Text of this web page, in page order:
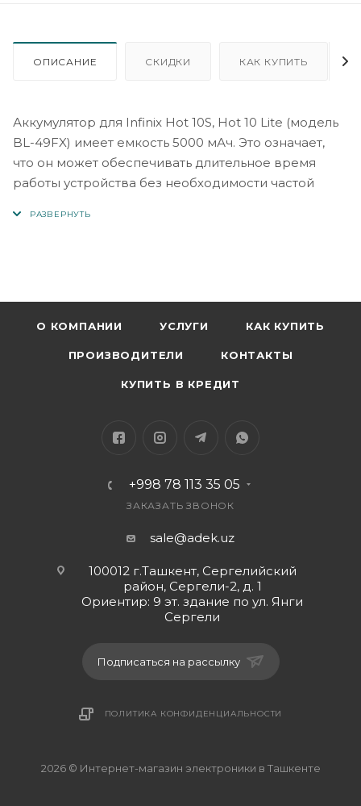
ОПИСАНИЕ СКИДКИ КАК КУПИТЬ
Аккумулятор для Infinix Hot 10S, Hot 10 Lite (модель
BL-49FX) имеет емкость 5000 мАч. Это означает,
что он может обеспечивать длительное время
работы устройства без необходимости частой
размеры аккумулятора. Для получения точной
информации о характеристиках конкретно
Hot 10 Lite с моделью BL-49FX рекомендуется
обратиться в официальный сервисный центр Infinix
совместимый аккумулятор для вашего устройства.
О КОМПАНИИ УСЛУГИ КАК КУПИТЬ
ПРОИЗВОДИТЕЛИ КОНТАКТЫ
КУПИТЬ В КРЕДИТ
+998 78 113 35 05
ЗАКАЗАТЬ ЗВОНОК
sale@adek.uz
100012 г.Ташкент, Сергелийский
район, Сергели-2, д. 1
Ориентир: 9 эт. здание по ул. Янги
Сергели
Подписаться на рассылку
ПОЛИТИКА КОНФИДЕНЦИАЛЬНОСТИ
2026 © Интернет-магазин электроники в Ташкенте